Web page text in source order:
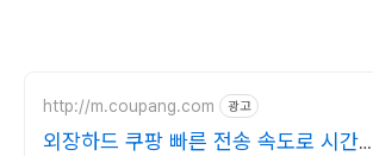
http://m.coupang.com 광고
외장하드 쿠팡 빠른 전송 속도로 시간